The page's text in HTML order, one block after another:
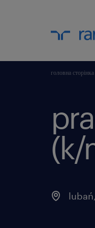
головна сторінка
(k/
lubań,